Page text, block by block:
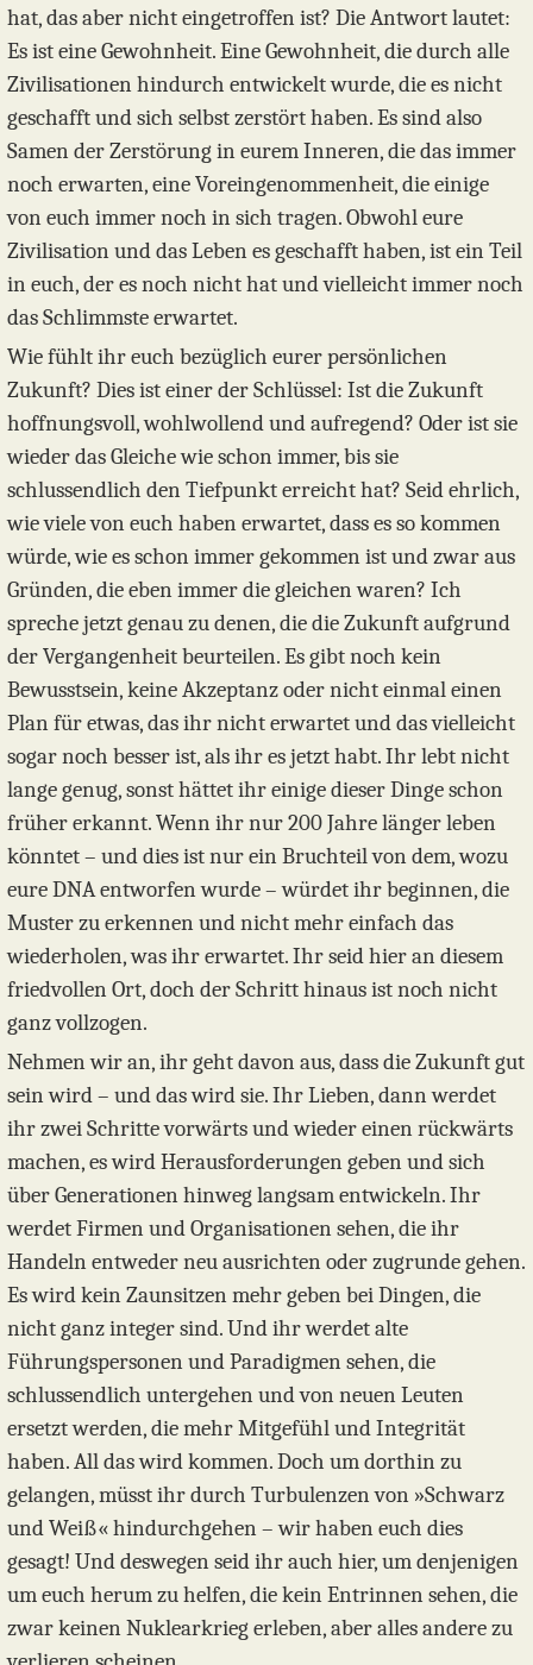
hat, das aber nicht eingetroffen ist? Die Antwort lautet:
Es ist eine Gewohnheit. Eine Gewohnheit, die durch alle
Zivilisationen hindurch entwickelt wurde, die es nicht
geschafft und sich selbst zerstört haben. Es sind also
Samen der Zerstörung in eurem Inneren, die das immer
noch erwarten, eine Voreingenommenheit, die einige
von euch immer noch in sich tragen. Obwohl eure
Zivilisation und das Leben es geschafft haben, ist ein Teil
in euch, der es noch nicht hat und vielleicht immer noch
das Schlimmste erwartet.
Wie fühlt ihr euch bezüglich eurer persönlichen
Zukunft? Dies ist einer der Schlüssel: Ist die Zukunft
hoffnungsvoll, wohlwollend und aufregend? Oder ist sie
wieder das Gleiche wie schon immer, bis sie
schlussendlich den Tiefpunkt erreicht hat? Seid ehrlich,
wie viele von euch haben erwartet, dass es so kommen
würde, wie es schon immer gekommen ist und zwar aus
Gründen, die eben immer die gleichen waren? Ich
spreche jetzt genau zu denen, die die Zukunft aufgrund
der Vergangenheit beurteilen. Es gibt noch kein
Bewusstsein, keine Akzeptanz oder nicht einmal einen
Plan für etwas, das ihr nicht erwartet und das vielleicht
sogar noch besser ist, als ihr es jetzt habt. Ihr lebt nicht
lange genug, sonst hättet ihr einige dieser Dinge schon
früher erkannt. Wenn ihr nur 200 Jahre länger leben
könntet – und dies ist nur ein Bruchteil von dem, wozu
eure DNA entworfen wurde – würdet ihr beginnen, die
Muster zu erkennen und nicht mehr einfach das
wiederholen, was ihr erwartet. Ihr seid hier an diesem
friedvollen Ort, doch der Schritt hinaus ist noch nicht
ganz vollzogen.
Nehmen wir an, ihr geht davon aus, dass die Zukunft gut
sein wird – und das wird sie. Ihr Lieben, dann werdet
ihr zwei Schritte vorwärts und wieder einen rückwärts
machen, es wird Herausforderungen geben und sich
über Generationen hinweg langsam entwickeln. Ihr
werdet Firmen und Organisationen sehen, die ihr
Handeln entweder neu ausrichten oder zugrunde gehen.
Es wird kein Zaunsitzen mehr geben bei Dingen, die
nicht ganz integer sind. Und ihr werdet alte
Führungspersonen und Paradigmen sehen, die
schlussendlich untergehen und von neuen Leuten
ersetzt werden, die mehr Mitgefühl und Integrität
haben. All das wird kommen. Doch um dorthin zu
gelangen, müsst ihr durch Turbulenzen von »Schwarz
und Weiß« hindurchgehen – wir haben euch dies
gesagt! Und deswegen seid ihr auch hier, um denjenigen
um euch herum zu helfen, die kein Entrinnen sehen, die
zwar keinen Nuklearkrieg erleben, aber alles andere zu